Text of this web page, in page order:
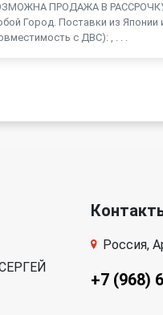
ПРОДАЖА В
Город. Поставки из Японии
с ДВС): , . . .
Россия,
+7 (968)